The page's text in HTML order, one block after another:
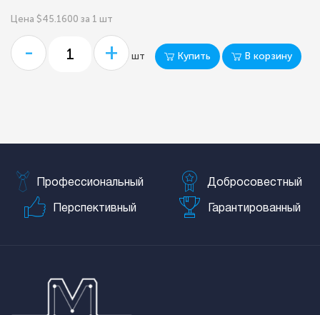
Цена $45.1600 за 1 шт
- + шт Купить В корзину
Профессиональный Добросовестный
Перспективный Гарантированный